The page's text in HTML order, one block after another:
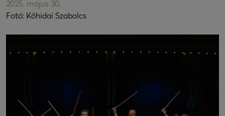
2025. május 30.
Fotó: Kőhidai Szabolcs